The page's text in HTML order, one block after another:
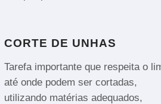
CORTE DE UNHAS
Tarefa importante que respeita o
até onde podem ser cortadas,
utilizando matérias adequados,